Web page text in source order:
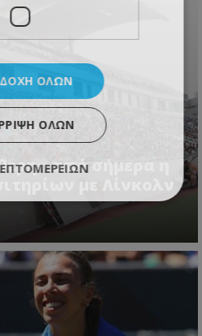
από σήμερα η
με Λίνκολν
ΌΛΩΝ
ΌΛΩΝ